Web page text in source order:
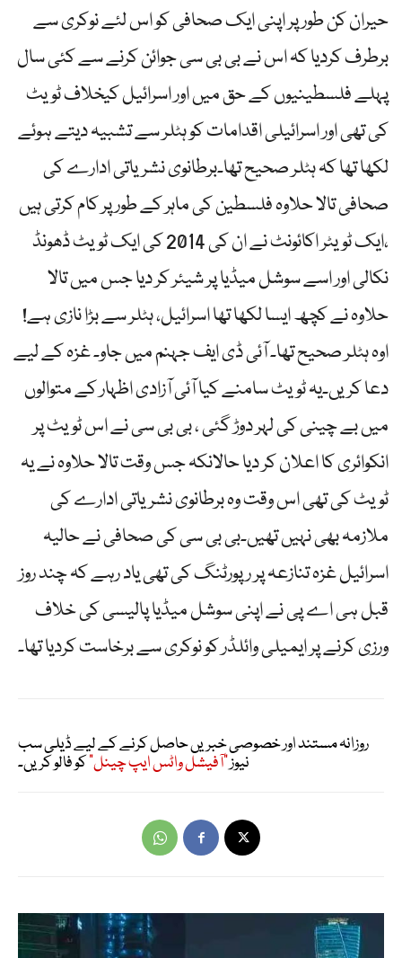
حیران کن طور پر اپنی ایک صحافی کو اس لئے نوکری سے
برطرف کردیا کہ اس نے بی بی سی جوائن کرنے سے کئی سال
پہلے فلسطینیوں کے حق میں اور اسرائیل کیخلاف ٹویٹ
کی تھی اور اسرائیلی اقدامات کو ہٹلر سے تشبیہ دیتے ہوئے
لکھا تھا کہ ہٹلر صحیح تھا۔برطانوی نشریاتی ادارے کی
صحافی تالا حلاوہ فلسطین کی ماہر کے طور پر کام کرتی ہیں
،ایک ٹویٹر اکائونٹ نے ان کی 2014 کی ایک ٹویٹ ڈھونڈ
نکالی اور اسے سوشل میڈیا پر شیئر کر دیا جس میں تالا
حلاوہ نے کچھ ایسا لکھا تھا اسرائیل، ہٹلر سے بڑا نازی ہے!
اوہ ہٹلر صحیح تھا۔ آئی ڈی ایف جہنم میں جاو۔ غزہ کے لیے
دعا کریں۔یہ ٹویٹ سامنے کیا آئی آزادی اظہار کے متوالوں
میں بے چینی کی لہر دوڑ گئی ، بی بی سی نے اس ٹویٹ پر
انکوائری کا اعلان کر دیا حالانکہ جس وقت تالا حلاوہ نے یہ
ٹویٹ کی تھی اس وقت وہ برطانوی نشریاتی ادارے کی
ملازمہ بھی نہیں تھیں۔بی بی سی کی صحافی نے حالیہ
اسرائیل غزہ تنازعہ پر رپورٹنگ کی تھی یاد رہے کہ چند روز
قبل ہی اے پی نے اپنی سوشل میڈیا پالیسی کی خلاف
ورزی کرنے پر ایمیلی وائلڈر کو نوکری سے برخاست کردیا تھا۔
روزانہ مستند اور خصوصی خبریں حاصل کرنے کے لیے ڈیلی سب
نیوز"آفیشل واٹس ایپ چینل"کو فالو کریں۔